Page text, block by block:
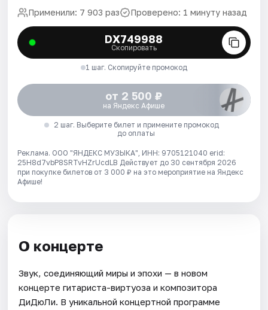
Применили: 7 903 раз Проверено: 1 минуту назад
DX749988
Скопировать
1 шаг. Скопируйте промокод
от 2 500 ₽
на Яндекс Афише
2 шаг. Выберите билет и примените промокод
до оплаты
Реклама. ООО "ЯНДЕКС МУЗЫКА", ИНН: 9705121040 erid:
25H8d7vbP8SRTvHZrUcdLB Действует до 30 сентября 2026
при покупке билетов от 3 000 ₽ на это мероприятие на Яндекс
Афише!
О концерте
Звук, соединяющий миры и эпохи — в новом
концерте гитариста-виртуоза и композитора
ДиДюЛи. В уникальной концертной программе